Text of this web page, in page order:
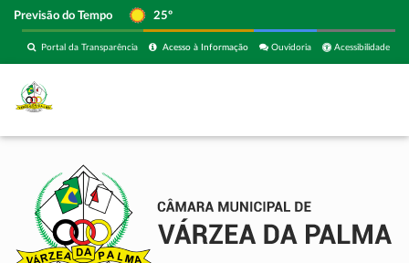
Previsão do Tempo 25º
Acessibilidade
Ouvidoria
Acesso à Informação
Portal da Transparência